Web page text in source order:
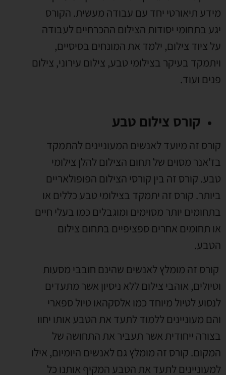
מידע תיאורטי יחד עם עבודה מעשית. הקורס
יגע בתחומי יסודות הצילום ההכרחיים לעבודה
על ציוד צילום, ילמד את המונחים בסיסיים,
ויתמקד בעיקר בצילומי טבע, צילום עירוני, צילום
פנים ועוד.
קורס צילום טבע
קורס זה מיועד לאנשים המעוניינים להתמקד
בז'אנר מסוים של תחום הצילום להלן צילומי
טבע. קורס זה בין קורסי הצילום הפופולאריים
ביותר. קורס זה יתמקד בצילומי טבע כללים או
בתחומים יותר מסוימים ומוגבלים כמו בעלי חיים
או תחומים אחרים ספציפיים בתחום צילום
הטבע.
קורס זה מומלץ לאנשים שהינם חובבי מסעות
וטיולים, אוהבי צילום ללא ניסיון אשר מתעדים
לנסוע לטיול מיוחד כמו אלסקהאו טיול ספארי
והם מעוניינים ללמוד לתעד את הטבע אותו יחוו
בצורה ייחודית אשר תעביר את התחושה של
המקום. קורס זה מומלץ גם לאנשים היומיום, אילו
למעוניינים לתעד את הטבע המקיף אותנו כל